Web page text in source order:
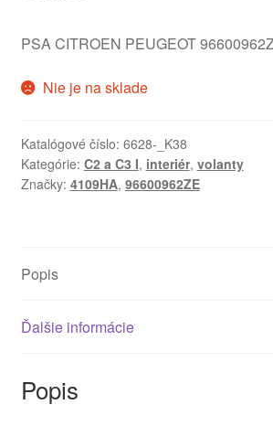
PSA CITROEN PEUGEOT
Nie je na sklade
Katalógové číslo: 6628-_K38
Kategórie: C2 a C3 I, interiér, volanty
Značky: 4109HA, 96600962ZE
Popis
Ďalšie informácie
Popis